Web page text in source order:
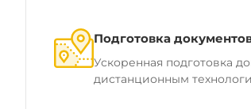
Подготовка
Ускоренная подготовка
дистанционным